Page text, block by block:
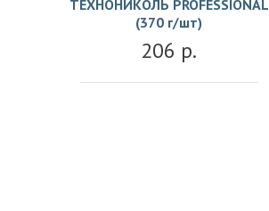
ТЕХНОНИКОЛЬ PROFESSIONAL
(370 г/шт)
206 р.